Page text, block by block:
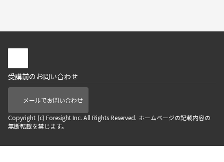
受講前のお問い合わせ
メールでお問い合わせ
Copyright (c) Foresight Inc. All Rights Reserved. ホームページの記載内容の
無断転載を禁じます。